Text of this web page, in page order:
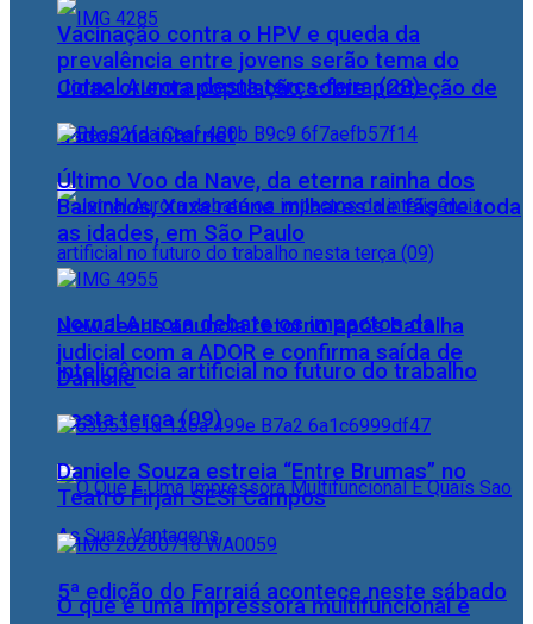
Cidac orienta população sobre proteção de
dados na internet
Jornal Aurora debate os impactos da
inteligência artificial no futuro do trabalho
nesta terça (09)
O que é uma impressora multifuncional e
Vacinação contra o HPV e queda da
prevalência entre jovens serão tema do
Jornal Aurora desta terça-feira (28)
Último Voo da Nave, da eterna rainha dos
Baixinhos, Xuxa reúne milhares de fãs de toda
as idades, em São Paulo
NewJeans anuncia retorno após batalha
judicial com a ADOR e confirma saída de
Danielle
Daniele Souza estreia “Entre Brumas” no
Teatro Firjan SESI Campos
5ª edição do Farraiá acontece neste sábado